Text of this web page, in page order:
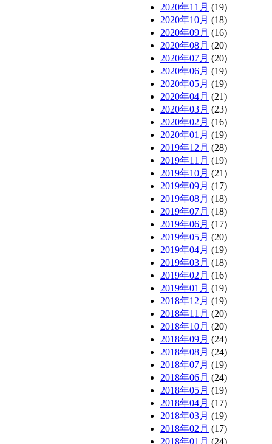
2020年11月 (19)
2020年10月 (18)
2020年09月 (16)
2020年08月 (20)
2020年07月 (20)
2020年06月 (19)
2020年05月 (19)
2020年04月 (21)
2020年03月 (23)
2020年02月 (16)
2020年01月 (19)
2019年12月 (28)
2019年11月 (19)
2019年10月 (21)
2019年09月 (17)
2019年08月 (18)
2019年07月 (18)
2019年06月 (17)
2019年05月 (20)
2019年04月 (19)
2019年03月 (18)
2019年02月 (16)
2019年01月 (19)
2018年12月 (19)
2018年11月 (20)
2018年10月 (20)
2018年09月 (24)
2018年08月 (24)
2018年07月 (19)
2018年06月 (24)
2018年05月 (19)
2018年04月 (17)
2018年03月 (19)
2018年02月 (17)
2018年01月 (24)